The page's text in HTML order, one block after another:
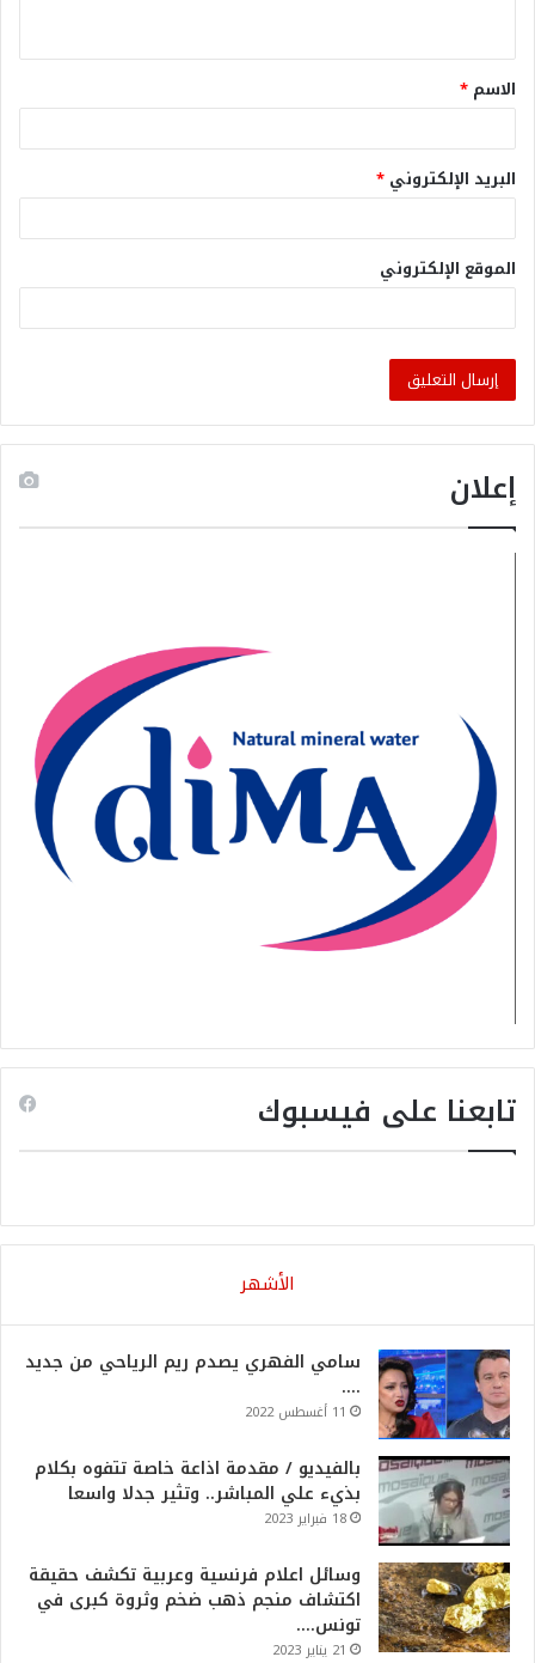
الاسم *
البريد الإلكتروني *
الموقع الإلكتروني
إعلان
تابعنا على فيسبوك
الأشهر
سامي الفهري يصدم ريم الرياحي من جديد
….
11 أغسطس 2022
بالفيديو / مقدمة اذاعة خاصة تتفوه بكلام
بذيء علي المباشر.. وتثير جدلا واسعا
18 فبراير 2023
وسائل اعلام فرنسية وعربية تكشف حقيقة
اكتشاف منجم ذهب ضخم وثروة كبرى في
تونس….
21 يناير 2023